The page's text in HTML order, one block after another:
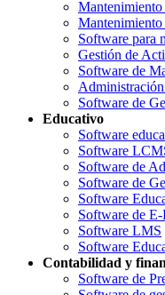
Software para
Gestión de
Software de
Software de
Educativo
Software
Software
Software de
Software de
Software
Software de
Software LMS
Software
Contabilidad y
Software de